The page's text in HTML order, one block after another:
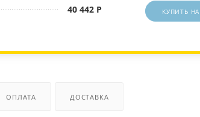
40 442 Р КУПИТЬ
ОПЛАТА ДОСТАВКА